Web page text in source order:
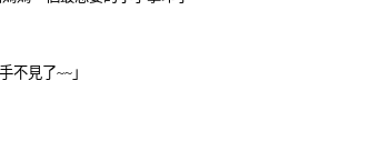
不見了~~ 」